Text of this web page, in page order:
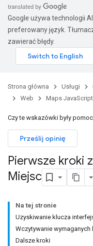
Google używa technologii
preferowany język.
zawierać błędy.
Strona główna Usługi
Web
Maps JavaScript
Czy te wskazówki były
Prześlij opinię
Pierwsze kroki
Miejsc
Na tej stronie
Uzyskiwanie klucza
Wczytywanie
Dalsze kroki